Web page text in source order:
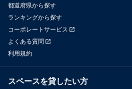
都道府県から探す
ランキングから探す
コーポレートサービス
よくある質問
利用規約
スペースを貸したい方